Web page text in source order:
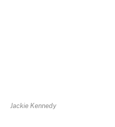
Jackie Kennedy